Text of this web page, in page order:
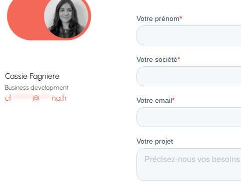
Cassie Fagniere
Business development
cf @ na.fr